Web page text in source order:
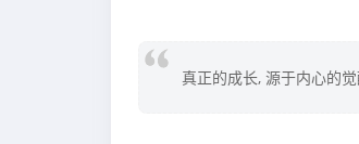
真正的成长, 源于内心的